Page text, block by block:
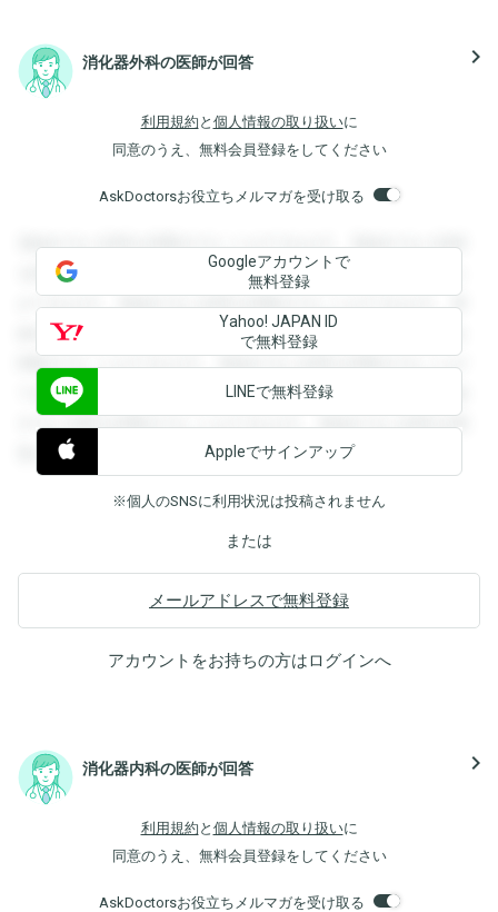
消化器外科の医師が回答 navigate_next
利用規約 と 個人情報の取り扱いに
同意のうえ、無料会員登録をしてください
AskDoctorsお役立ちメルマガを受け取る
登録すると回答を閲覧することができます。登録すると回答
を閲覧することができます。登録すると回答を閲覧すること
ができます。登録すると回答を閲覧することができます。登
録すると回答を閲覧することができます。登録すると回答を
閲覧することができます。登録すると回答を閲覧することが
できます。登録すると回答を閲覧することができます。登録
すると回答を閲覧することができます。登録すると回答を閲
覧することができます。
Googleアカウントで
無料登録
Yahoo! JAPAN ID
で無料登録
LINEで無料登録
Appleでサインアップ
※個人のSNSに利用状況は投稿されません
または
メールアドレスで無料登録
アカウントをお持ちの方はログインへ
消化器内科の医師が回答 navigate_next
利用規約 と 個人情報の取り扱いに
同意のうえ、無料会員登録をしてください
AskDoctorsお役立ちメルマガを受け取る